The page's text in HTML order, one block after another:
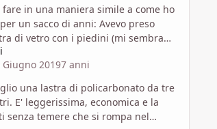
fare in una maniera simile a come ho
sacco di anni: Avevo preso
di vetro con i piedini (mi sembra
ma non ricordo bene) e sotto ci avevo
i fo
Giugno 20197 anni
una lastra di policarbonato da tre
E' leggerissima, economica e la
senza temere che si rompa nel